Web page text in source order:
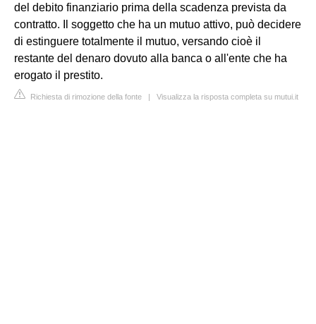
del debito finanziario prima della scadenza prevista da
contratto. Il soggetto che ha un mutuo attivo, può decidere
di estinguere totalmente il mutuo, versando cioè il
restante del denaro dovuto alla banca o all'ente che ha
erogato il prestito.
Richiesta di rimozione della fonte | Visualizza la risposta completa su mutui.it